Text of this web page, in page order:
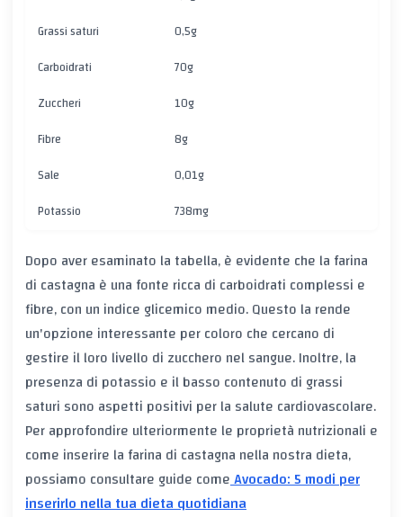
Grassi saturi
0,5g
Carboidrati
70g
Zuccheri
10g
Fibre
8g
Sale
0,01g
Potassio
738mg
Dopo aver esaminato la tabella, è evidente che la farina
di castagna è una fonte ricca di carboidrati complessi e
fibre, con un indice glicemico medio. Questo la rende
un'opzione interessante per coloro che cercano di
gestire il loro livello di zucchero nel sangue. Inoltre, la
presenza di potassio e il basso contenuto di grassi
saturi sono aspetti positivi per la salute cardiovascolare.
Per approfondire ulteriormente le proprietà nutrizionali e
come inserire la farina di castagna nella nostra dieta,
possiamo consultare guide comeAvocado: 5 modi per
inserirlo nella tua dieta quotidiana